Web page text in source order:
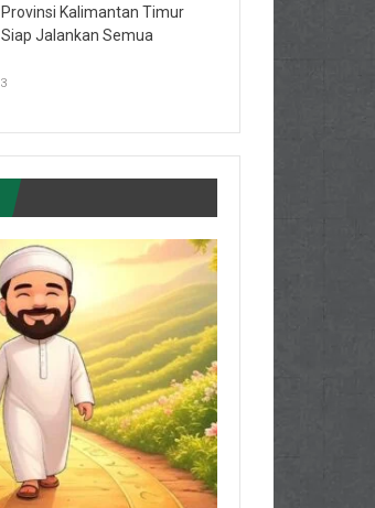
Provinsi Kalimantan Timur
Siap Jalankan Semua
3